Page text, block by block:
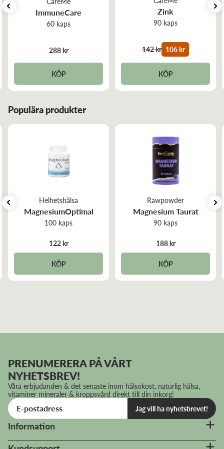
ImmuneCare
60 kaps
288 kr
KÖP
Zink
90 kaps
142 kr 106 kr
KÖP
Populära produkter
Helhetshälsa
MagnesiumOptimal
100 kaps
122 kr
KÖP
Rawpowder
Magnesium Taurat
90 kaps
188 kr
KÖP
PRENUMERERA PÅ VÅRT
NYHETSBREV!
Våra erbjudanden & det senaste inom hälsokost, naturlig hälsa,
vitaminer mineraler & kroppsvård direkt till din inkorg!
Jag vill ha nyhetsbrevet!
Information